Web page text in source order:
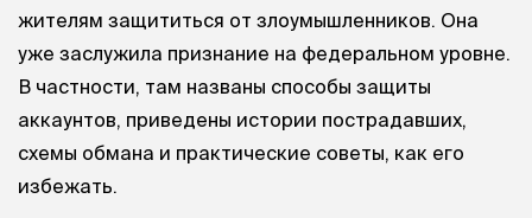
жителям защититься от злоумышленников. Она
уже заслужила признание на федеральном уровне.
В частности, там названы способы защиты
аккаунтов, приведены истории пострадавших,
схемы обмана и практические советы, как его
избежать.